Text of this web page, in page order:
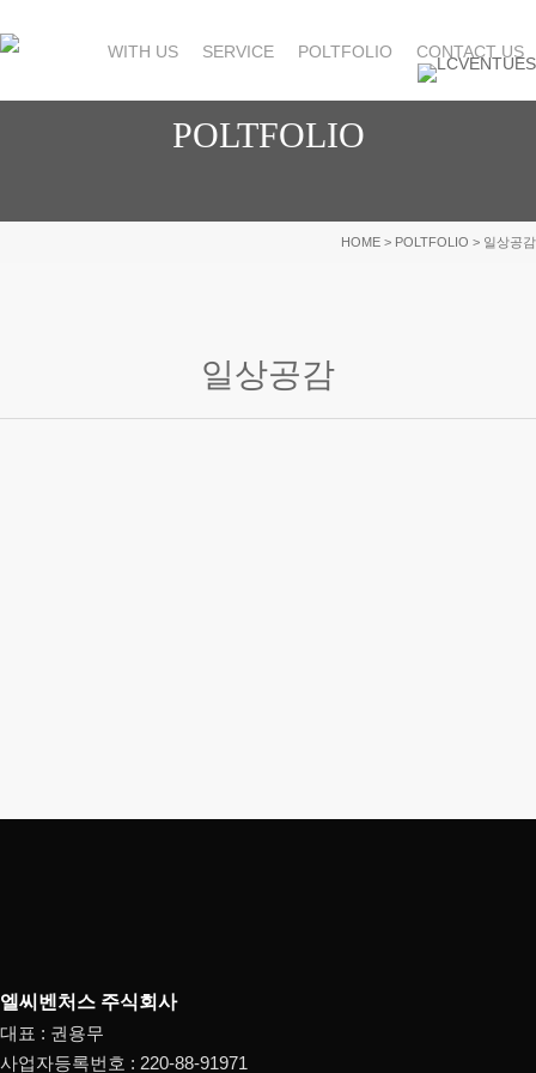
to
content
WITH US SERVICE POLTFOLIO CONTACT US
POLTFOLIO
HOME > POLTFOLIO > 일상공감
일상공감
엘씨벤처스 주식회사
대표 : 권용무
사업자등록번호 : 220-88-91971